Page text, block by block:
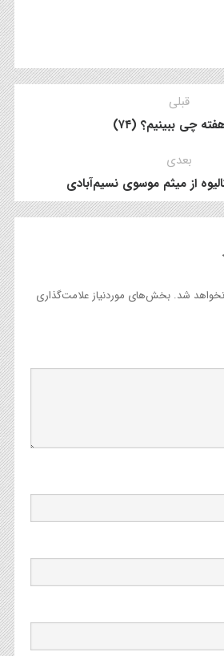
قبلی
چی ببینیم؟ (۷۴)
بعدی
از میثم موسوی نسیم‌آبادی
شد. بخش‌های موردنیاز علامت‌گذاری